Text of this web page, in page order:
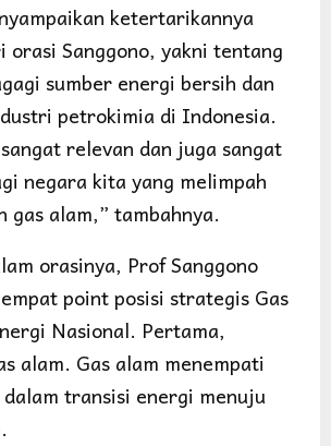
ketertarikannya
orasi Sanggono, yakni tentang
sumber energi bersih dan
petrokimia di Indonesia.
relevan dan juga sangat
negara kita yang melimpah
gas alam,” tambahnya.
orasinya, Prof Sanggono
point posisi strategis Gas
Nasional. Pertama,
alam. Gas alam menempati
transisi energi menuju